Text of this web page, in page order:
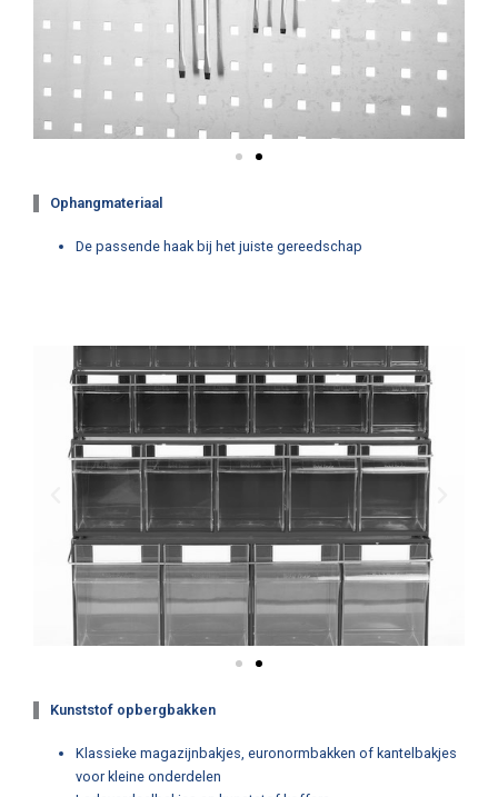
Ophangmateriaal
De passende haak bij het juiste gereedschap
Kunststof opbergbakken
Klassieke magazijnbakjes, euronormbakken of kantelbakjes
voor kleine onderdelen